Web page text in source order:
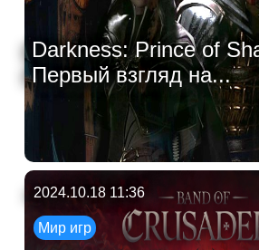
Darkness: Prince of
Первый взгляд на...
2024.10.18 11:36
Мир игр